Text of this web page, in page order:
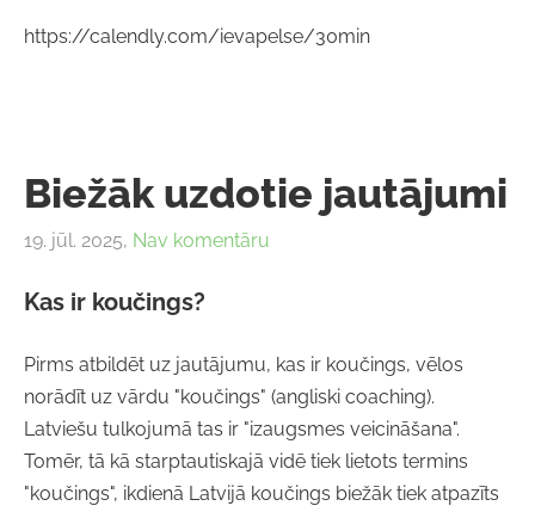
https://calendly.com/ievapelse/30min
Biežāk uzdotie jautājumi
19. jūl. 2025, Nav komentāru
Kas ir koučings?
Pirms atbildēt uz jautājumu, kas ir koučings, vēlos
norādīt uz vārdu "koučings" (angliski coaching).
Latviešu tulkojumā tas ir "izaugsmes veicināšana".
Tomēr, tā kā starptautiskajā vidē tiek lietots termins
"koučings", ikdienā Latvijā koučings biežāk tiek atpazīts